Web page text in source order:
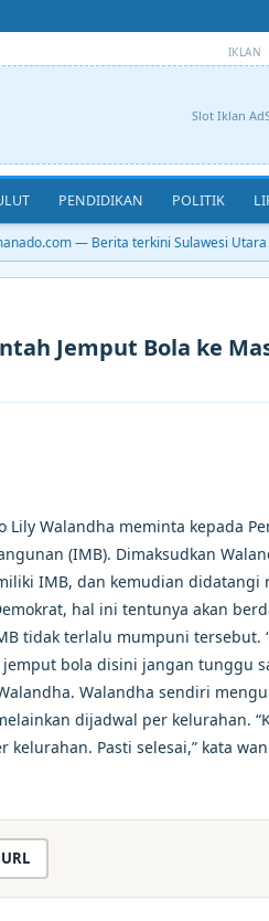
IKLAN
Slot Iklan
PENDIDIKAN POLITIK
— Berita terkini Sulawesi Utara
Jemput Bola ke
Lily Walandha meminta kepada
(IMB). Dimaksudkan
IMB, dan kemudian
hal ini tentunya akan
tidak terlalu mumpuni tersebut.
bola disini jangan tunggu
Walandha sendiri
dijadwal per kelurahan.
Pasti selesai,” kata